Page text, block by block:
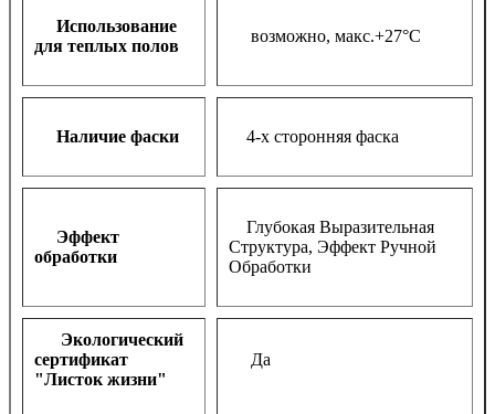
Использование
для теплых полов
возможно, макс.+27°С
Наличие фаски 4-х сторонняя фаска
Эффект
обработки
Глубокая Выразительная
Структура, Эффект Ручной
Обработки
Экологический
сертификат
"Листок жизни"
Да